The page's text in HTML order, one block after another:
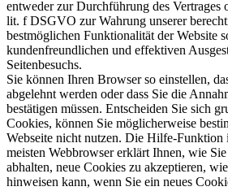
entweder zur Durchführung des Vertrages
lit. f DSGVO zur Wahrung unserer
bestmöglichen Funktionalität der Website
kundenfreundlichen und effektiven
Seitenbesuchs.
Sie können Ihren Browser so einstellen,
abgelehnt werden oder dass Sie die
bestätigen müssen. Entscheiden Sie sich
Cookies, können Sie möglicherweise
Webseite nicht nutzen. Die Hilfe-Funktion
meisten Webbrowser erklärt Ihnen, wie
abhalten, neue Cookies zu akzeptieren,
hinweisen kann, wenn Sie ein neues